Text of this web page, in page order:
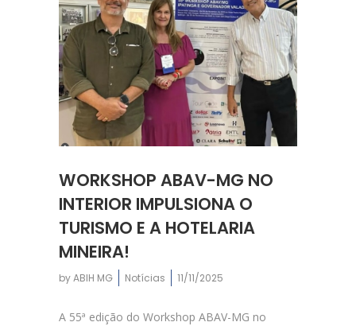
WORKSHOP ABAV-MG NO
INTERIOR IMPULSIONA O
TURISMO E A HOTELARIA
MINEIRA!
byABIH MG Notícias 11/11/2025
A 55ª edição do Workshop ABAV-MG no